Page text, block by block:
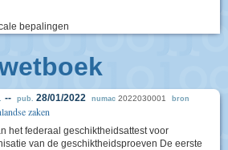
bepalingen
-- pub. 28/01/2022 numac 2022030001 bron
zaken
het federaal geschiktheidsattest voor
van de geschiktheidsproeven De eerste